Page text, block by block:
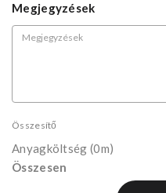
Megjegyzések
Összesítő
Anyagköltség (0m)
Összesen